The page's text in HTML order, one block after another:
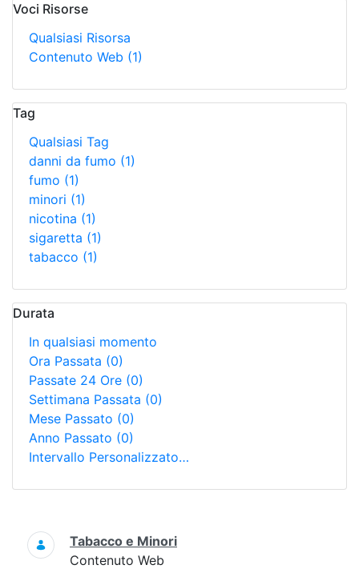
Voci Risorse
Qualsiasi Risorsa
Contenuto Web (1)
Tag
Qualsiasi Tag
danni da fumo (1)
fumo (1)
minori (1)
nicotina (1)
sigaretta (1)
tabacco (1)
Durata
In qualsiasi momento
Ora Passata (0)
Passate 24 Ore (0)
Settimana Passata (0)
Mese Passato (0)
Anno Passato (0)
Intervallo Personalizzato…
Ricerca
Tabacco e Minori
Contenuto Web